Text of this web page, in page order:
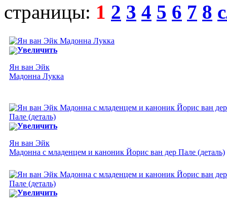
страницы: 1 2 3 4 5 6 7 8
Увеличить
Ян ван Эйк
Мадонна Лукка
Увеличить
Ян ван Эйк
Мадонна с младенцем и каноник Йорис ван дер Пале (деталь)
Увеличить